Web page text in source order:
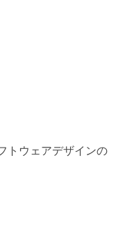
トウェアデザインの